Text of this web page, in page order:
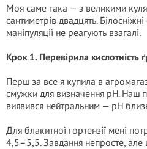
Моя саме така — з великими
сантиметрів двадцять.
маніпуляції не реагують взагалі.
Крок 1. Перевірила кислотність
Перш за все я купила в
смужки для визначення pH. Наш
виявився нейтральним — pH
Для блакитної гортензії мені
4,5–5,5. Завдання непросте, але